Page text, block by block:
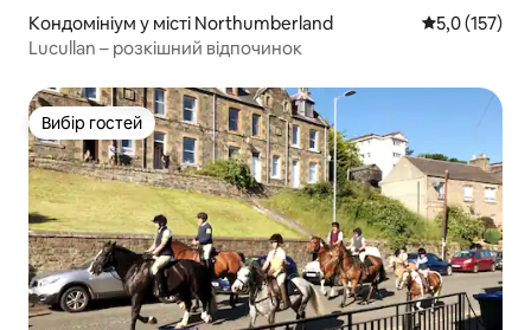
Кондомініум у місті Northumberland Середня
5,0 (157)
Lucullan – розкішний відпочинок
Вибір гостей
Вибір гостей